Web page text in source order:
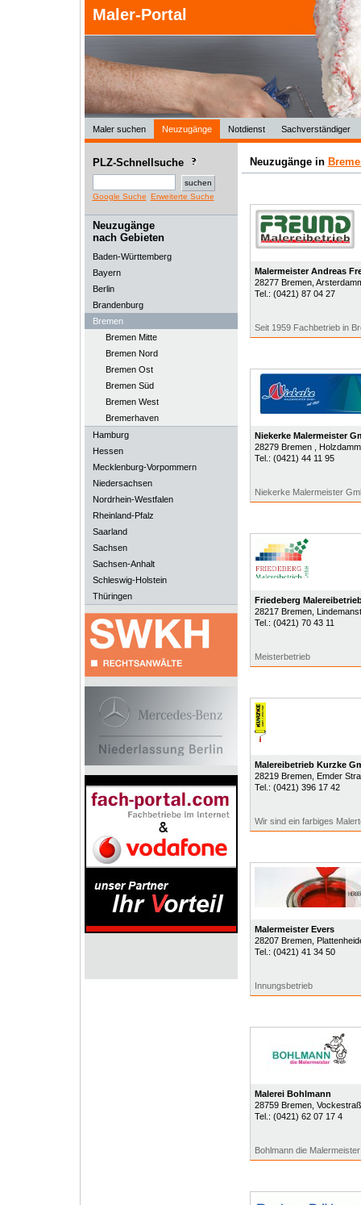
Maler-Portal
Maler suchen Neuzugänge Notdienst Sachverständiger
PLZ-Schnellsuche
Google Suche Erweiterte Suche
Neuzugänge
nach Gebieten
Baden-Württemberg
Bayern
Berlin
Brandenburg
Bremen
Bremen Mitte
Bremen Nord
Bremen Ost
Bremen Süd
Bremen West
Bremerhaven
Hamburg
Hessen
Mecklenburg-Vorpommern
Niedersachsen
Nordrhein-Westfalen
Rheinland-Pfalz
Saarland
Sachsen
Sachsen-Anhalt
Schleswig-Holstein
Thüringen
Neuzugänge in
Malermeister Andreas
28277 Bremen,
Tel.: (0421) 87 04 27
Seit 1959 Fachbetrieb in
Niekerke Malermeister
28279 Bremen
,
Tel.: (0421) 44 11 95
Niekerke Malermeister
Friedeberg
28217 Bremen,
Tel.: (0421) 70 43 11
Meisterbetrieb
Malereibetrieb Kurzke
28219 Bremen, Emder
Tel.: (0421) 396 17 42
Wir sind ein farbiges
Malermeister Evers
28207 Bremen,
Tel.: (0421) 41 34 50
Innungsbetrieb
Malerei Bohlmann
28759 Bremen,
Tel.: (0421) 62 07 17 4
Bohlmann die Malermeister